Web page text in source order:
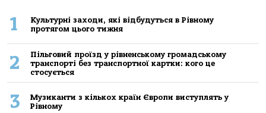
1
Культурні заходи, які відбудуться в Рівному
протягом цього тижня
2
Пільговий проїзд у рівненському громадському
транспорті без транспортної картки: кого це
стосується
3
Музиканти з кількох країн Європи виступлять у
Рівному